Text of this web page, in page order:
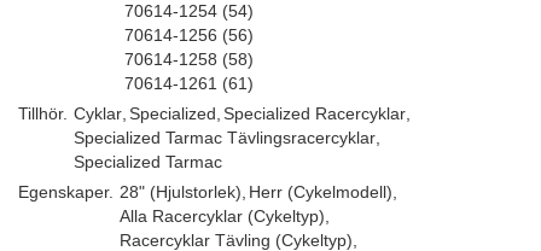
70614-1254 (54)
70614-1256 (56)
70614-1258 (58)
70614-1261 (61)
Tillhör. Cyklar Specialized Specialized Racercyklar
Specialized Tarmac Tävlingsracercyklar
Specialized Tarmac
Egenskaper. 28" (Hjulstorlek) Herr (Cykelmodell)
Alla Racercyklar (Cykeltyp)
Racercyklar Tävling (Cykeltyp)